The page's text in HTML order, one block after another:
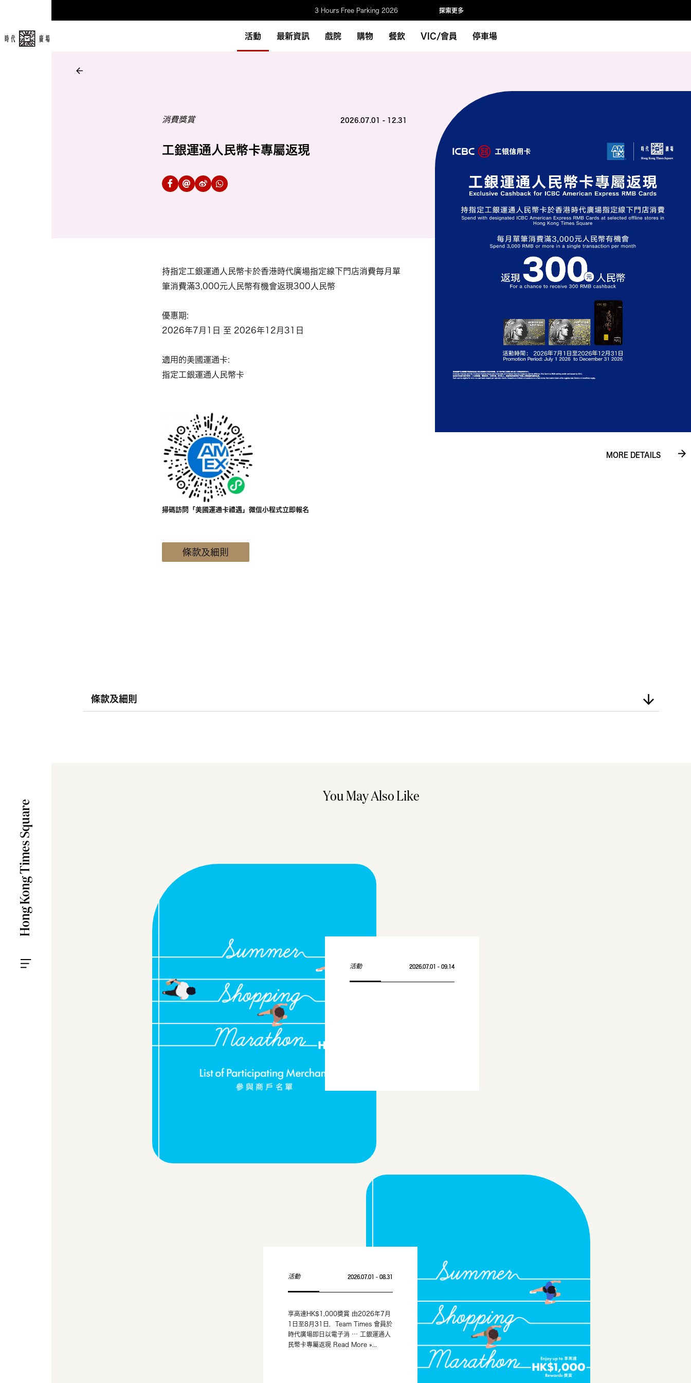
3 Hours Free Parking 2026 探索更多
活動 最新資訊 戲院 購物 餐飲 VIC/會員 停車場
消費獎賞 2026.07.01 - 12.31
工銀運通人民幣卡專屬返現
MORE DETAILS
持指定工銀運通人民幣卡於香港時代廣場指定線下門店消費每月單
優惠期:
2026年7月1日 至 2026年12月31日
適用的美國運通卡:
指定工銀運通人民幣卡
掃碼訪問「美國運通卡禮遇」微信小程式立即報名
條款及細則
條款及細則
You May Also Like
活動 2026.07.01 - 09.14
活動 2026.07.01 - 08.31
享高達HK$1,000獎賞 由2026年7月
1日至8月31日，Team Times 會員於
時代廣場即日以電子消 … 工銀運通人
民幣卡專屬返現 Read More »...